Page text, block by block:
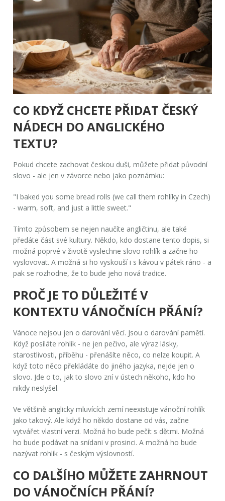
CO KDYŽ CHCETE PŘIDAT ČESKÝ
NÁDECH DO ANGLICKÉHO
TEXTU?
Pokud chcete zachovat českou duši, můžete přidat původní
slovo - ale jen v závorce nebo jako poznámku:
"I baked you some bread rolls (we call them rohlíky in Czech)
- warm, soft, and just a little sweet."
Tímto způsobem se nejen naučíte angličtinu, ale také
předáte část své kultury. Někdo, kdo dostane tento dopis, si
možná poprvé v životě vyslechne slovorohlík a začne ho
vyslovovat. A možná si ho vyskouší i s kávou v pátek ráno - a
pak se rozhodne, že to bude jeho nová tradice.
PROČ JE TO DŮLEŽITÉ V
KONTEXTU VÁNOČNÍCH PŘÁNÍ?
Vánoce nejsou jen o darování věcí. Jsou o darování pamětí.
Když posíláte rohlík - ne jen pečivo, ale výraz lásky,
starostlivosti, příběhu - přenášíte něco, co nelze koupit. A
když toto něco překládáte do jiného jazyka, nejde jen o
slovo. Jde o to, jak to slovo zní v ústech někoho, kdo ho
nikdy neslyšel.
Ve většině anglicky mluvících zemí neexistuje vánoční rohlík
jako takový. Ale když ho někdo dostane od vás, začne
vytvářet vlastní verzi. Možná ho bude pečít s dětmi. Možná
ho bude podávat na snídani v prosinci. A možná ho bude
nazývatrohlík - s českým výslovností.
CO DALŠÍHO MŮŽETE ZAHRNOUT
DO VÁNOČNÍCH PŘÁNÍ?